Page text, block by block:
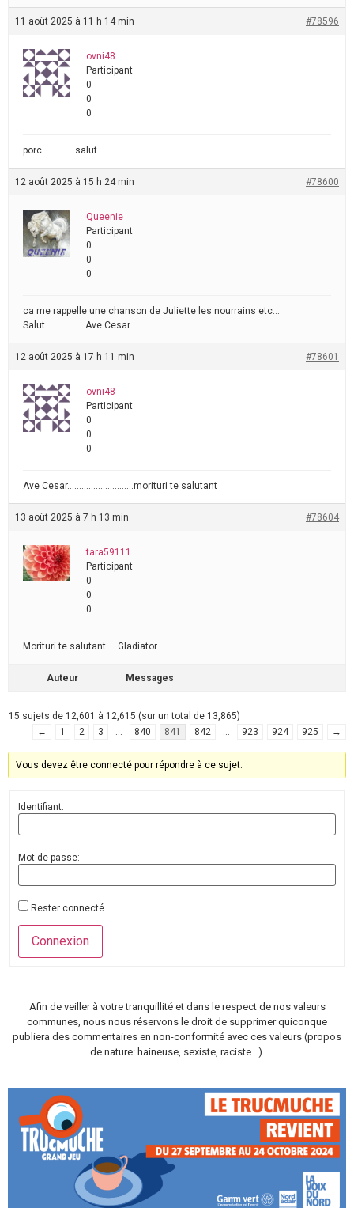
11 août 2025 à 11 h 14 min #78596
ovni48
Participant
0
0
0
porc…………..salut
12 août 2025 à 15 h 24 min #78600
Queenie
Participant
0
0
0
ca me rappelle une chanson de Juliette les nourrains etc…
Salut …………….Ave Cesar
12 août 2025 à 17 h 11 min #78601
ovni48
Participant
0
0
0
Ave Cesar……………………….morituri te salutant
13 août 2025 à 7 h 13 min #78604
tara59111
Participant
0
0
0
Morituri.te salutant…. Gladiator
Auteur Messages
15 sujets de 12,601 à 12,615 (sur un total de 13,865)
←
1 2 3 … 840 841 842 … 923 924 925 →
Vous devez être connecté pour répondre à ce sujet.
Identifiant:
Mot de passe:
Rester connecté
Connexion
Afin de veiller à votre tranquillité et dans le respect de nos valeurs
communes, nous nous réservons le droit de supprimer quiconque
publiera des commentaires en non-conformité avec ces valeurs (propos
de nature: haineuse, sexiste, raciste…).